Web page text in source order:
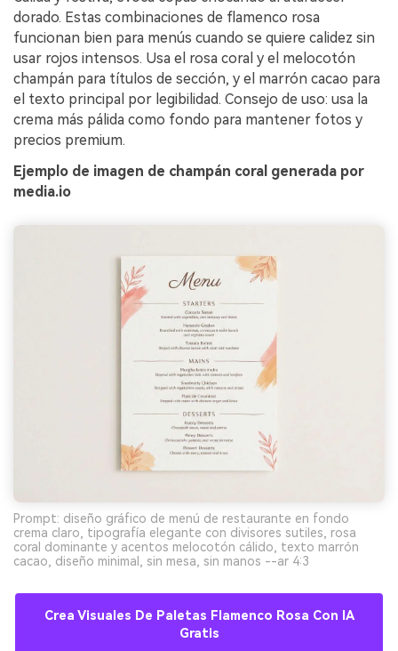
dorado. Estas combinaciones de flamenco rosa
funcionan bien para menús cuando se quiere calidez sin
usar rojos intensos. Usa el rosa coral y el melocotón
champán para títulos de sección, y el marrón cacao para
el texto principal por legibilidad. Consejo de uso: usa la
crema más pálida como fondo para mantener fotos y
precios premium.
Ejemplo de imagen de champán coral generada por
media.io
Prompt: diseño gráfico de menú de restaurante en fondo
crema claro, tipografía elegante con divisores sutiles, rosa
coral dominante y acentos melocotón cálido, texto marrón
cacao, diseño minimal, sin mesa, sin manos --ar 4:3
Crea Visuales De Paletas Flamenco Rosa Con IA
Gratis